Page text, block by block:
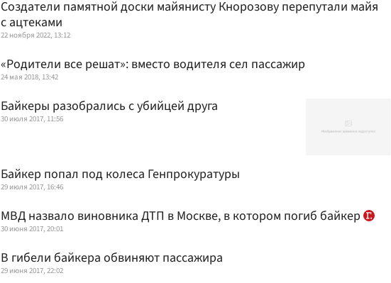
Создатели памятной доски майянисту Кнорозову перепутали майя
с ацтеками
22 ноября 2022, 13:12
«Родители все решат»: вместо водителя сел пассажир
24 мая 2018, 13:42
Байкеры разобрались с убийцей друга
30 июля 2017, 11:56
Байкер попал под колеса Генпрокуратуры
29 июля 2017, 16:46
МВД назвало виновника ДТП в Москве, в котором погиб байкер‍
30 июня 2017, 20:01
В гибели байкера обвиняют пассажира
29 июня 2017, 22:02